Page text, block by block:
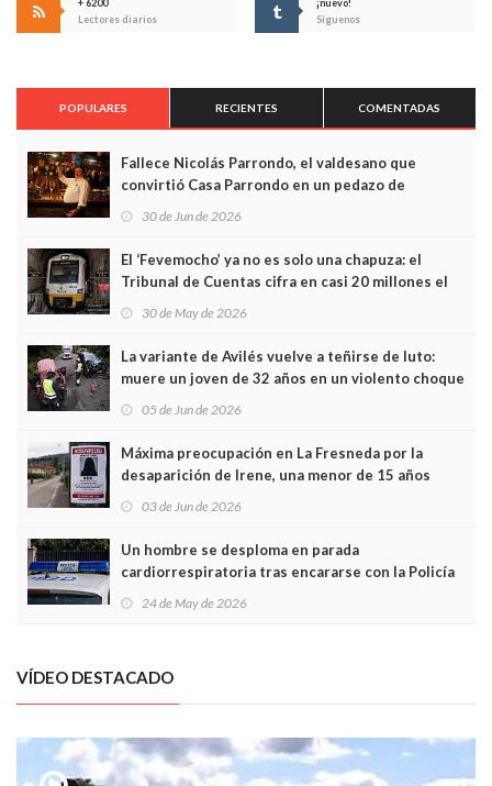
+ 6200
Lectores diarios
¡nuevo!
Síguenos
POPULARES RECIENTES COMENTADAS
Fallece Nicolás Parrondo, el valdesano que
convirtió Casa Parrondo en un pedazo de
30 de Jun de 2026
El ‘Fevemocho’ ya no es solo una chapuza: el
Tribunal de Cuentas cifra en casi 20 millones el
30 de May de 2026
La variante de Avilés vuelve a teñirse de luto:
muere un joven de 32 años en un violento choque
05 de Jun de 2026
Máxima preocupación en La Fresneda por la
desaparición de Irene, una menor de 15 años
03 de Jun de 2026
Un hombre se desploma en parada
cardiorrespiratoria tras encararse con la Policía
24 de May de 2026
VÍDEO DESTACADO